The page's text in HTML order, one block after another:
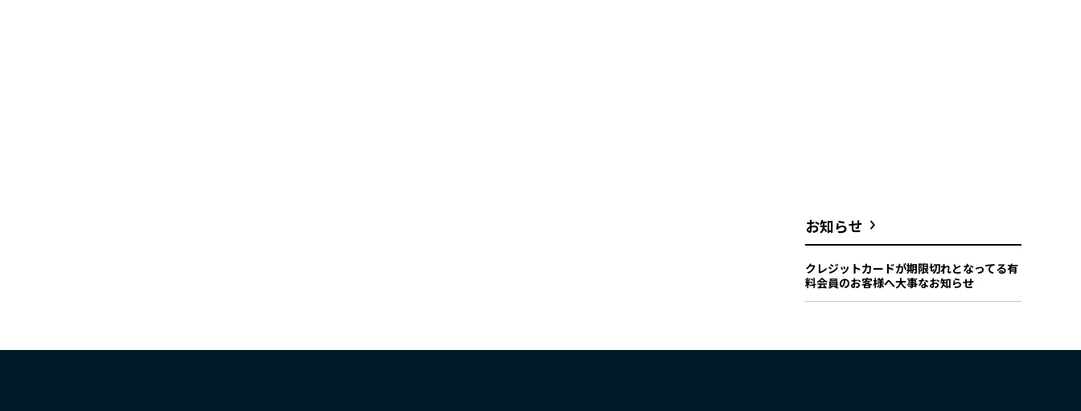
お知らせ
クレジットカードが期限切れとなってる有
料会員のお客様へ大事なお知らせ